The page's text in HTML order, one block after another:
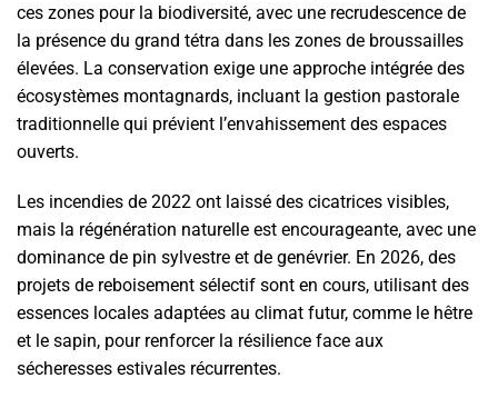
ces zones pour la biodiversité, avec une recrudescence de
la présence du grand tétra dans les zones de broussailles
élevées. La conservation exige une approche intégrée des
écosystèmes montagnards, incluant la gestion pastorale
traditionnelle qui prévient l’envahissement des espaces
ouverts.
Les incendies de 2022 ont laissé des cicatrices visibles,
mais la régénération naturelle est encourageante, avec une
dominance de pin sylvestre et de genévrier. En 2026, des
projets de reboisement sélectif sont en cours, utilisant des
essences locales adaptées au climat futur, comme le hêtre
et le sapin, pour renforcer la résilience face aux
sécheresses estivales récurrentes.